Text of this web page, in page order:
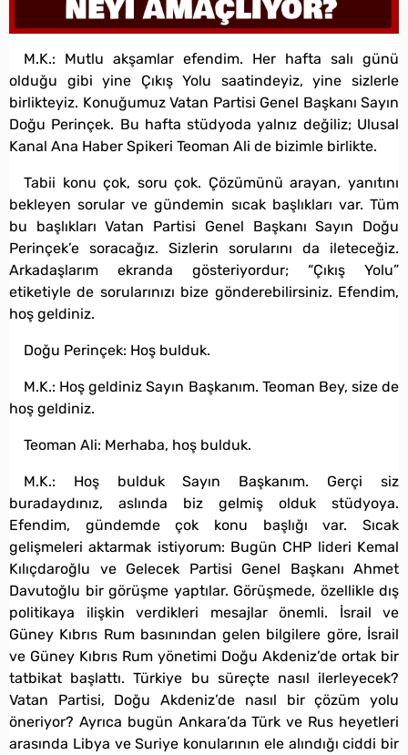
M.K.: Mutlu akşamlar efendim. Her hafta salı günü
olduğu gibi yine Çıkış Yolu saatindeyiz, yine sizlerle
birlikteyiz. Konuğumuz Vatan Partisi Genel Başkanı Sayın
Doğu Perinçek. Bu hafta stüdyoda yalnız değiliz; Ulusal
Kanal Ana Haber Spikeri Teoman Ali de bizimle birlikte.
Tabii konu çok, soru çok. Çözümünü arayan, yanıtını
bekleyen sorular ve gündemin sıcak başlıkları var. Tüm
bu başlıkları Vatan Partisi Genel Başkanı Sayın Doğu
Perinçek’e soracağız. Sizlerin sorularını da ileteceğiz.
Arkadaşlarım ekranda gösteriyordur; “Çıkış Yolu”
etiketiyle de sorularınızı bize gönderebilirsiniz. Efendim,
hoş geldiniz.
Doğu Perinçek: Hoş bulduk.
M.K.: Hoş geldiniz Sayın Başkanım. Teoman Bey, size de
hoş geldiniz.
Teoman Ali: Merhaba, hoş bulduk.
M.K.: Hoş bulduk Sayın Başkanım. Gerçi siz
buradaydınız, aslında biz gelmiş olduk stüdyoya.
Efendim, gündemde çok konu başlığı var. Sıcak
gelişmeleri aktarmak istiyorum: Bugün CHP lideri Kemal
Kılıçdaroğlu ve Gelecek Partisi Genel Başkanı Ahmet
Davutoğlu bir görüşme yaptılar. Görüşmede, özellikle dış
politikaya ilişkin verdikleri mesajlar önemli. İsrail ve
Güney Kıbrıs Rum basınından gelen bilgilere göre, İsrail
ve Güney Kıbrıs Rum yönetimi Doğu Akdeniz’de ortak bir
tatbikat başlattı. Türkiye bu süreçte nasıl ilerleyecek?
Vatan Partisi, Doğu Akdeniz’de nasıl bir çözüm yolu
öneriyor? Ayrıca bugün Ankara’da Türk ve Rus heyetleri
arasında Libya ve Suriye konularının ele alındığı ciddi bir